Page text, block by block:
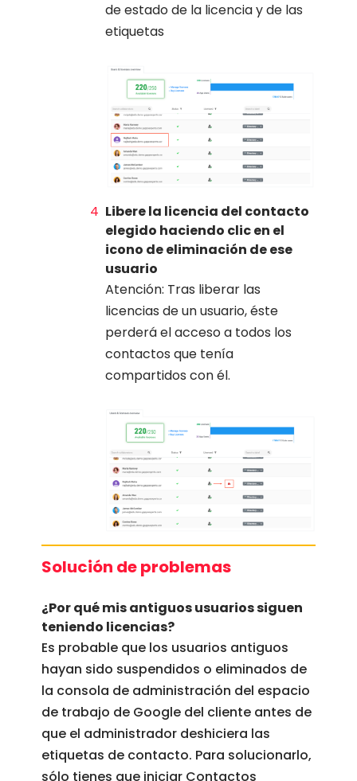
de estado de la licencia y de las
etiquetas
Libere la licencia del contacto
elegido haciendo clic en el
icono de eliminación de ese
usuario
Atención: Tras liberar las
licencias de un usuario, éste
perderá el acceso a todos los
contactos que tenía
compartidos con él.
Solución de problemas
¿Por qué mis antiguos usuarios siguen
teniendo licencias?
Es probable que los usuarios antiguos
hayan sido suspendidos o eliminados de
la consola de administración del espacio
de trabajo de Google del cliente antes de
que el administrador deshiciera las
etiquetas de contacto. Para solucionarlo,
sólo tienes que iniciar Contactos